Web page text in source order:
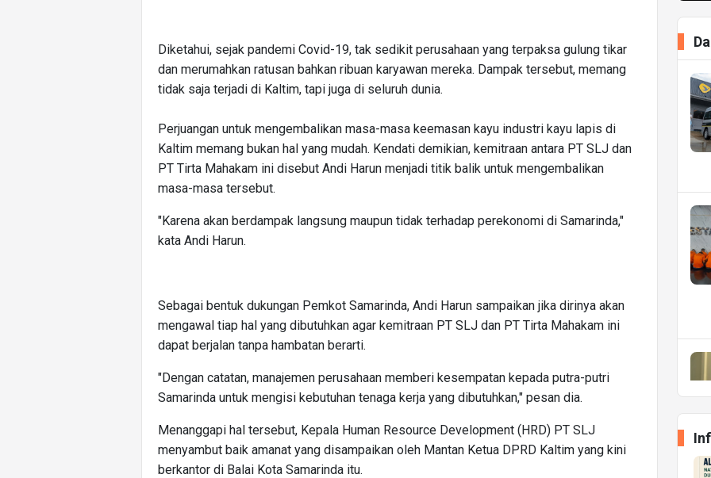
Diketahui, sejak pandemi Covid-19, tak sedikit perusahaan yang terpaksa gulung tikar
dan merumahkan ratusan bahkan ribuan karyawan mereka. Dampak tersebut, memang
tidak saja terjadi di Kaltim, tapi juga di seluruh dunia.
Perjuangan untuk mengembalikan masa-masa keemasan kayu industri kayu lapis di
Kaltim memang bukan hal yang mudah. Kendati demikian, kemitraan antara PT SLJ dan
PT Tirta Mahakam ini disebut Andi Harun menjadi titik balik untuk mengembalikan
masa-masa tersebut.
"Karena akan berdampak langsung maupun tidak terhadap perekonomi di Samarinda,"
kata Andi Harun.
Sebagai bentuk dukungan Pemkot Samarinda, Andi Harun sampaikan jika dirinya akan
mengawal tiap hal yang dibutuhkan agar kemitraan PT SLJ dan PT Tirta Mahakam ini
dapat berjalan tanpa hambatan berarti.
"Dengan catatan, manajemen perusahaan memberi kesempatan kepada putra-putri
Samarinda untuk mengisi kebutuhan tenaga kerja yang dibutuhkan," pesan dia.
Menanggapi hal tersebut, Kepala Human Resource Development (HRD) PT SLJ
menyambut baik amanat yang disampaikan oleh Mantan Ketua DPRD Kaltim yang kini
berkantor di Balai Kota Samarinda itu.